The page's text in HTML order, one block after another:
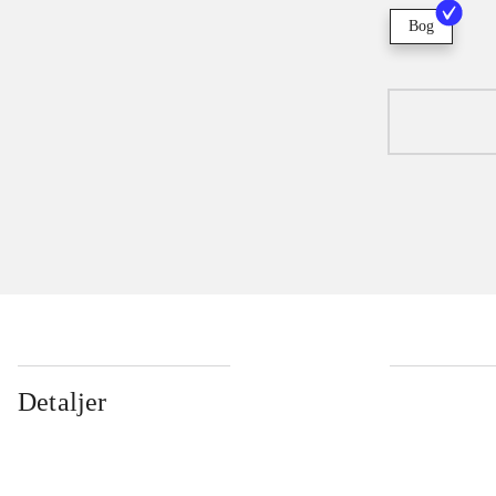
Bog
Detaljer